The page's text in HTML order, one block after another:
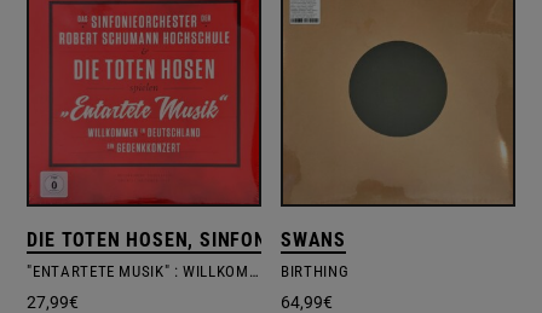
DIE TOTEN HOSEN, SINFONIEORCHESTER DER ROBERT
"ENTARTETE MUSIK" : WILLKOMMEN IN DEUTSCHLAND – EIN GEDENKKONZERT
27,99€
SWANS
BIRTHING
64,99€